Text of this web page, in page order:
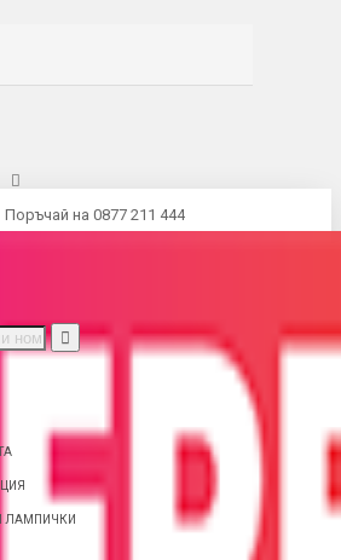
Поръчай на 0877 211 444
ЛАМПИЧКИ